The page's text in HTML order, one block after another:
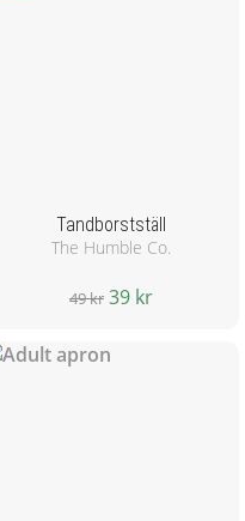
Tandborstställ
The Humble Co.
49 kr 39 kr